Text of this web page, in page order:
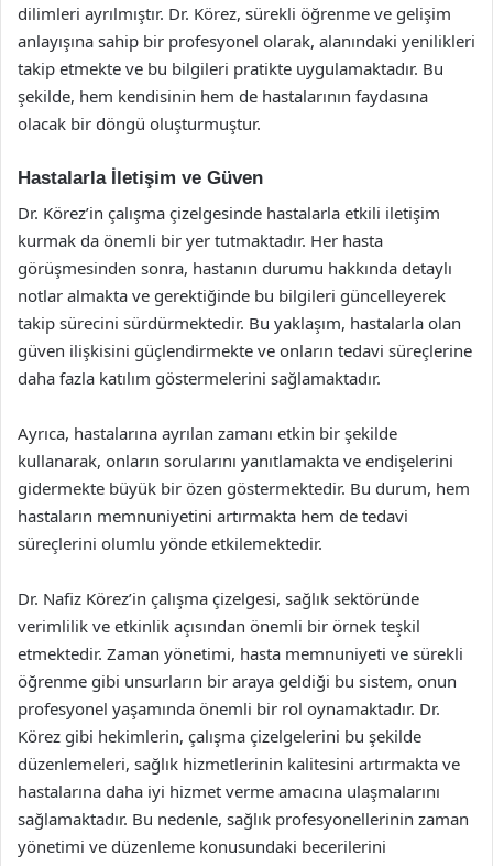
dilimleri ayrılmıştır. Dr. Körez, sürekli öğrenme ve gelişim
anlayışına sahip bir profesyonel olarak, alanındaki yenilikleri
takip etmekte ve bu bilgileri pratikte uygulamaktadır. Bu
şekilde, hem kendisinin hem de hastalarının faydasına
olacak bir döngü oluşturmuştur.
Hastalarla İletişim ve Güven
Dr. Körez’in çalışma çizelgesinde hastalarla etkili iletişim
kurmak da önemli bir yer tutmaktadır. Her hasta
görüşmesinden sonra, hastanın durumu hakkında detaylı
notlar almakta ve gerektiğinde bu bilgileri güncelleyerek
takip sürecini sürdürmektedir. Bu yaklaşım, hastalarla olan
güven ilişkisini güçlendirmekte ve onların tedavi süreçlerine
daha fazla katılım göstermelerini sağlamaktadır.
Ayrıca, hastalarına ayrılan zamanı etkin bir şekilde
kullanarak, onların sorularını yanıtlamakta ve endişelerini
gidermekte büyük bir özen göstermektedir. Bu durum, hem
hastaların memnuniyetini artırmakta hem de tedavi
süreçlerini olumlu yönde etkilemektedir.
Dr. Nafiz Körez’in çalışma çizelgesi, sağlık sektöründe
verimlilik ve etkinlik açısından önemli bir örnek teşkil
etmektedir. Zaman yönetimi, hasta memnuniyeti ve sürekli
öğrenme gibi unsurların bir araya geldiği bu sistem, onun
profesyonel yaşamında önemli bir rol oynamaktadır. Dr.
Körez gibi hekimlerin, çalışma çizelgelerini bu şekilde
düzenlemeleri, sağlık hizmetlerinin kalitesini artırmakta ve
hastalarına daha iyi hizmet verme amacına ulaşmalarını
sağlamaktadır. Bu nedenle, sağlık profesyonellerinin zaman
yönetimi ve düzenleme konusundaki becerilerini